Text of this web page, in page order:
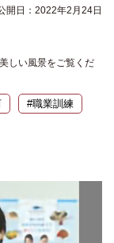
開日：2022年2月24日
しい風景をご覧くだ
#職業訓練